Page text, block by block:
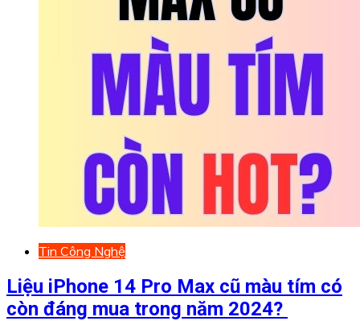
Tin Công Nghệ
Liệu iPhone 14 Pro Max cũ màu tím có
còn đáng mua trong năm 2024?